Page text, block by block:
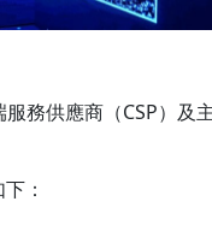
務供應商（CSP）及
：